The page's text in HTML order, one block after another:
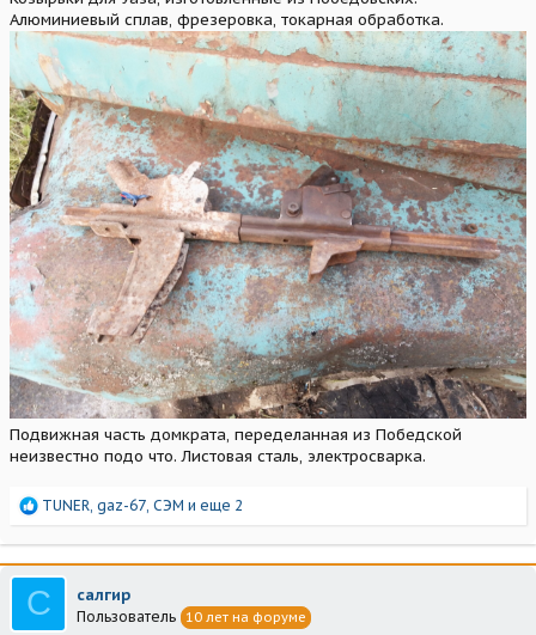
Алюминиевый сплав, фрезеровка, токарная обработка.
Подвижная часть домкрата, переделанная из Победской
неизвестно подо что. Листовая сталь, электросварка.
Р
а
к
ц
и
и
TUNER gaz-67 СЭМ и еще 2
С салгир
Пользователь 10 лет на форуме